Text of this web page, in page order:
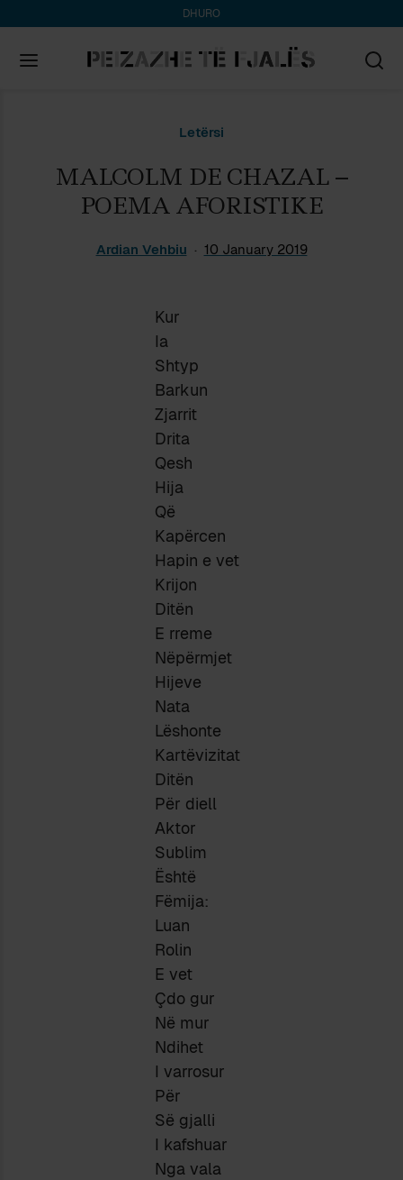
DHURO
Letërsi
MALCOLM DE CHAZAL –
POEMA AFORISTIKE
Ardian Vehbiu 10 January 2019
Kur
Ia
Shtyp
Barkun
Zjarrit
Drita
Qesh
Hija
Që
Kapërcen
Hapin e vet
Krijon
Ditën
E rreme
Nëpërmjet
Hijeve
Nata
Lëshonte
Kartëvizitat
Ditën
Për diell
Aktor
Sublim
Është
Fëmija:
Luan
Rolin
E vet
Çdo gur
Në mur
Ndihet
I varrosur
Për
Së gjalli
I kafshuar
Nga vala